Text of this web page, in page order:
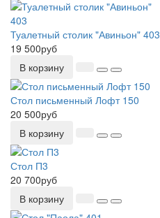
Туалетный столик "Авиньон" 403
19 500руб
В корзину
Стол письменный Лофт 150
20 500руб
В корзину
Стол П3
20 700руб
В корзину